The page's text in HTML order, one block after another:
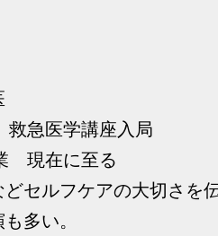
急医学講座入局
現在に至る
セルフケアの大切さを
多い。